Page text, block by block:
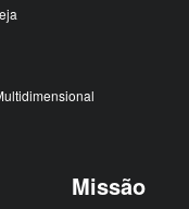
Missão